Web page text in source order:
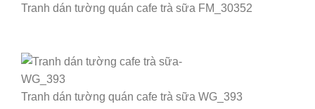
Tranh dán tường quán cafe trà sữa FM_30352
Tranh dán tường quán cafe trà sữa WG_393